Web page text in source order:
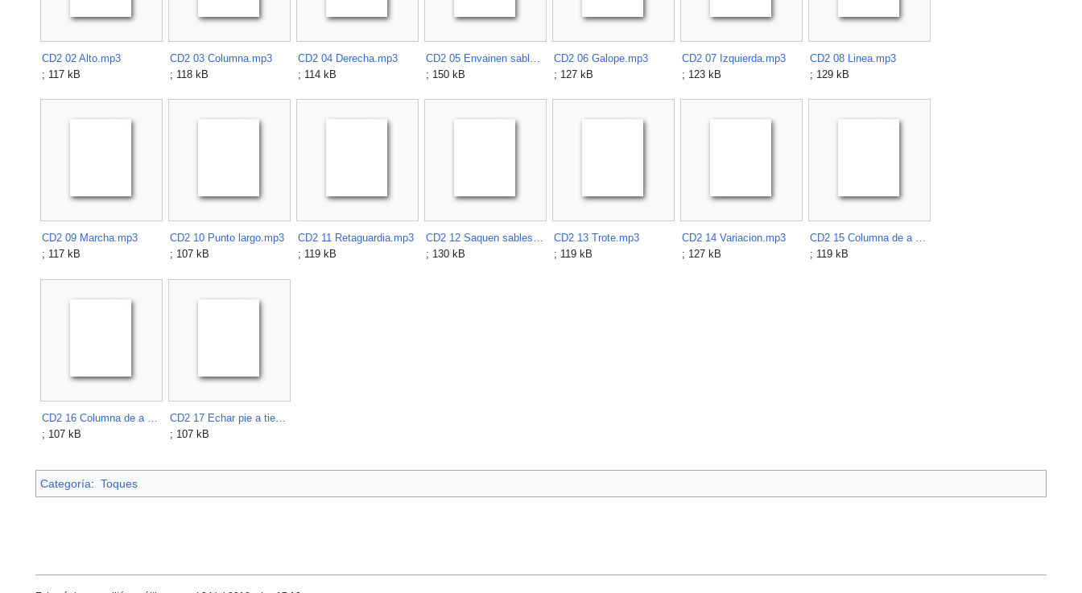
CD2 02 Alto.mp3
; 117 kB
CD2 03 Columna.mp3
; 118 kB
CD2 04 Derecha.mp3
; 114 kB
CD2 05 Envainen sables.mp3
; 150 kB
CD2 06 Galope.mp3
; 127 kB
CD2 07 Izquierda.mp3
; 123 kB
CD2 08 Linea.mp3
; 129 kB
CD2 09 Marcha.mp3
; 117 kB
CD2 10 Punto largo.mp3
; 107 kB
CD2 11 Retaguardia.mp3
; 119 kB
CD2 12 Saquen sables.mp3
; 130 kB
CD2 13 Trote.mp3
; 119 kB
CD2 14 Variacion.mp3
; 127 kB
CD2 15 Columna de a cuatro.mp3
; 119 kB
; 107 kB
; 107 kB
Categoría: Toques